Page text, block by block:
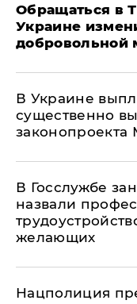
Обращаться в
Украине
добровольной
В Украине
существенно
В Госслужбе
назвали
желающих
Нацполиция